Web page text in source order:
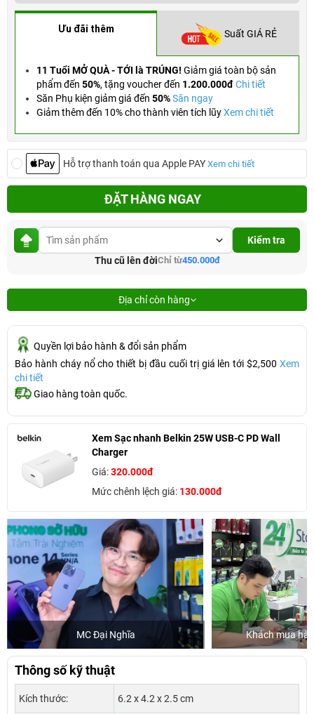
Ưu đãi thêm Suất GIÁ RẺ
11 Tuổi MỞ QUÀ - TỚI là TRÚNG! Giảm giá toàn bộ sản
phẩm đến 50%, tặng voucher đến 1.200.000đChi tiết
Săn Phụ kiện giảm giá đến 50%Săn ngay
Giảm thêm đến 10% cho thành viên tích lũyXem chi tiết
Hỗ trợ thanh toán qua Apple PAY Xem chi tiết
ĐẶT HÀNG NGAY
Kiểm tra
Thu cũ lên đờiChỉ từ450.000đ
Địa chỉ còn hàng
Quyền lợi bảo hành & đổi sản phẩm
Bảo hành cháy nổ cho thiết bị đầu cuối trị giá lên tới $2,500 Xem
chi tiết
Giao hàng toàn quốc.
Xem Sạc nhanh Belkin 25W USB-C PD Wall
Charger
Giá:320.000đ
Mức chênh lệch giá: 130.000đ
Khách mua hàng tại 24hStore
Thông số kỹ thuật
Kích thước: 6.2 x 4.2 x 2.5 cm